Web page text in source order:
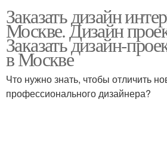
Квартиры в стиле
Однокомнатная
квартира
Заказать дизайн
Москве. Дизайн
Заказать дизайн-
в Москве
Что нужно знать, чтобы отличить
профессионального дизайнера?